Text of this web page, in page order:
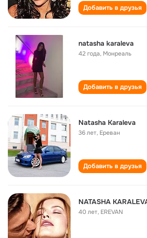
Добавить в друзья
natasha karaleva
42 года, Монреаль
Добавить в друзья
Natasha Karaleva
36 лет, Ереван
Добавить в друзья
NATASHA
40 лет, EREVAN